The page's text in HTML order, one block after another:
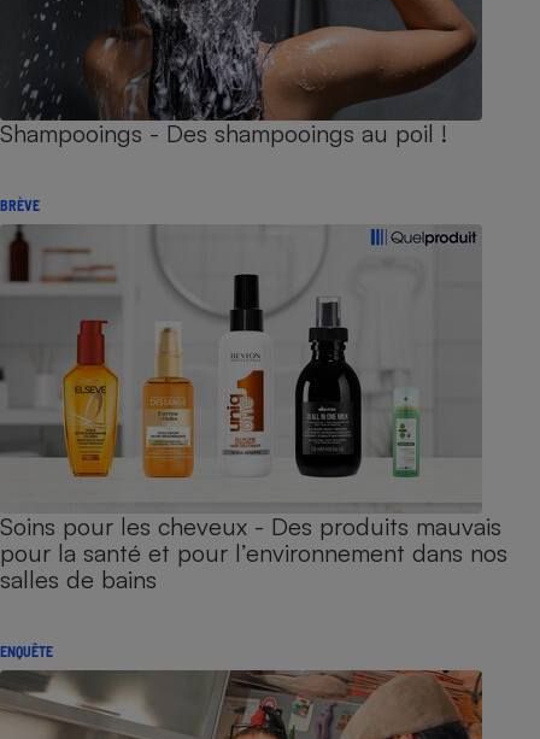
Shampooings - Des shampooings au poil !
BRÈVE
Soins pour les cheveux - Des produits mauvais
pour la santé et pour l’environnement dans nos
salles de bains
ENQUÊTE